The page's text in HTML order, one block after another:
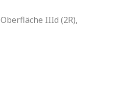
IIId (2R),